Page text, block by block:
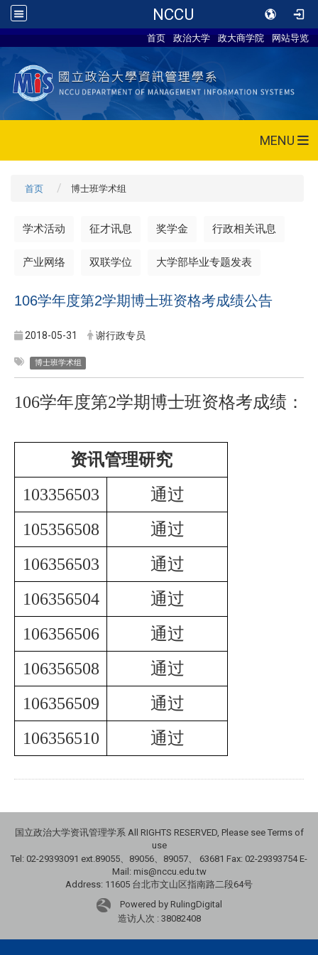
NCCU
首页 政治大学 政大商学院 网站导览
MENU
首页 博士班学术组
学术活动 征才讯息 奖学金 行政相关讯息
产业网络 双联学位 大学部毕业专题发表
106学年度第2学期博士班资格考成绩公告
2018-05-31 谢行政专员
博士班学术组
106学年度第2学期博士班资格考成绩：
资讯管理研究
103356503
通过
105356508
通过
106356503
通过
106356504
通过
106356506
通过
106356508
通过
106356509
通过
106356510
通过
国立政治大学资讯管理学系 All RIGHTS RESERVED, Please see Terms of
use
Tel: 02-29393091 ext.89055、89056、89057、
63681 Fax: 02-29393754 E-
Mail: mis@nccu.edu.tw
Address: 11605 台北市文山区指南路二段64号
Powered by RulingDigital
造访人次 : 38082408